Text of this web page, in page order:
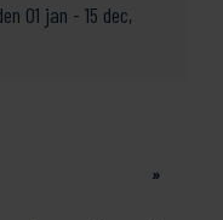
01 jan - 15 dec,
»